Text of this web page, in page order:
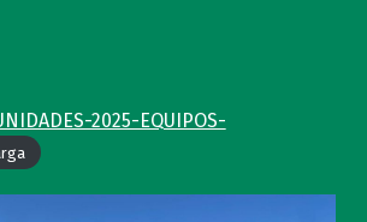
2025-EQUIPOS-